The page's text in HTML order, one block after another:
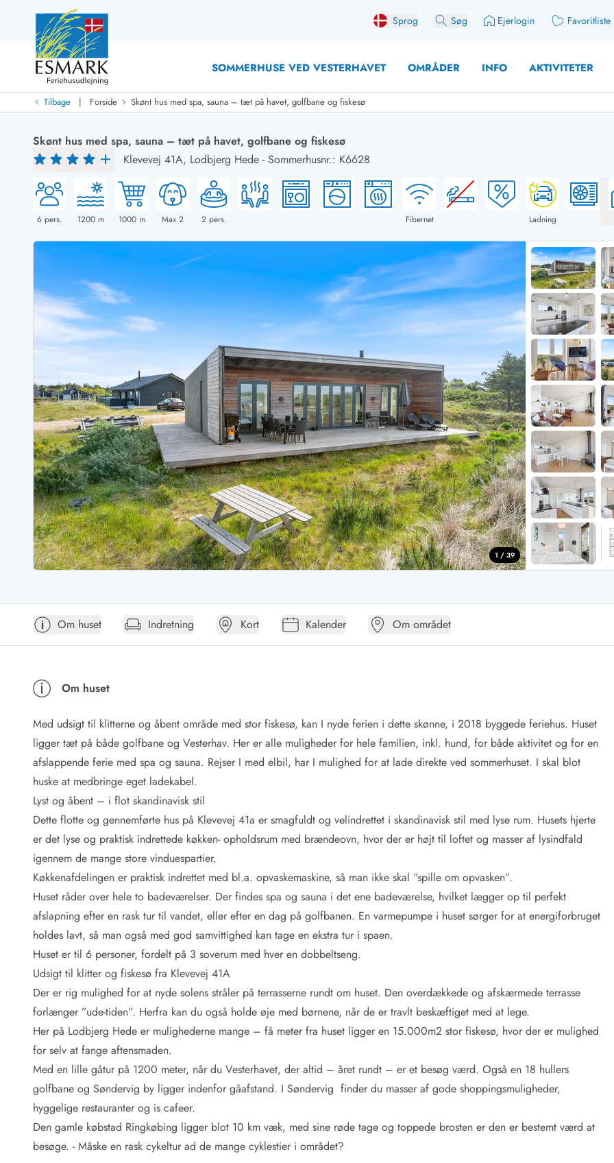
Sprog Søg Ejerlogin Favoritliste
SOMMERHUSE VED VESTERHAVET OMRÅDER INFO AKTIVITETER
Last Minute
Last minute
Nyheder
Nyheder hos Esmark Med swimmingpoolSommerhuse med hund
Nyrenoverede sommerhuse
Sommerhuse med slutrengøring inklusive
Sommerhuse tæt ved vandet
Nybyggede sommerhuse
Røgfrie/ikke-ryger sommerhuse
Sommerhuse med udsigt
Sommerhuse med spa
Sommerhuse med fredagsskift
Sommerhuse med lørdagsskift
Sommerhuse med søndagsskift
Sommerhuse med plads til fangsten
Sommerhuse med ydersæsonrabat
Sommerhuse for 2 personer
Sommerhuse for 4 Personer
Sommerhuse for 6 Personer
Sommerhuse for 8 Personer
Sommerhuse for 10
Sommerhuse for 12
Sommerhuse for 14
Sommerhuse i
Sommerhuse i
Sommerhuse i
Sommerhuse i
Sommerhuse i juleferien
Sommerhuse til nytår
Sommerhuse i Bjerregård Sommerhuse i BlåvandSommerhuse i Hvide SandeSommerhuse i Søndervig
Sommerhuse i Årgab
Sommerhuse i Arrild
Sommerhuse i Bjerregård
Sommerhuse i Blåvand
Sommerhuse i Bork Havn
Sommerhuse i Fjand
Sommerhuse på Fanø
Sommerhuse i Grærup Strand
Sommerhuse i Haurvig
Sommerhuse i Henne Strand
Sommerhuse i Ho
Sommerhuse i Houstrup
Sommerhuse i Houvig
Sommerhus på Holmsland Klit
Sommerhuse på Holmsland
Sommerhuse i Hvide Sande
Sommerhuse i Jegum
Sommerhuse i Klegod
Sommerhuse i Lodbjerg
Sommerhuse i Nr.
Sommerhuse på Rømø
Sommerhuse i Søndervig
Sommerhuse i
Sommerhuse i
Sommerhuse i Vedersø
Sommerhuse i Vejers
Sommerhuse i Vester
Esmark RejsecurityEsmark KidsVIPEsmark VIP partnerfordeleFordele hos os
Sommerhus ABC
Forbrugsafregning (Strøm, vand...)
Lån og lej
Rengøring
Gavekort
Book tidligt
Lejebetingelser
Vejret i Danmark
Sæsontider
Baderegler
Naturbeskyttelse
Webcam
Fotokonkurrence
Fordele hos os
Esmark Rejsecurity
Esmark KidsVIP
Esmark VIP: Fordele og rabataftaler
Prisgaranti
Ingen depositum
Gæsteanmeldelser
Gratis WiFi i ferieområdet
We love people!
Fritidsaktiviteter
Esmark VIP partnerfordele
Esmark KidsVIP
LEGOLAND® rabat
Tilbage | Forside Skønt hus med spa, sauna – tæt på havet, golfbane og fiskesø
Skønt hus med spa, sauna – tæt på havet, golfbane og fiskesø
Klevevej 41A, Lodbjerg Hede -Sommerhusnr.: K6628
6pers. 1200m 1000m Max 2 2pers. Fibernet Ladning
1 / 39
Om huset Indretning Kort Kalender Om området
Om huset
Med udsigt til klitterne og åbent område med stor fiskesø, kan I nyde ferien i dette skønne, i 2018 byggede feriehus. Huset
ligger tæt på både golfbane og Vesterhav. Her er alle muligheder for hele familien, inkl. hund, for både aktivitet og for en
afslappende ferie med spa og sauna. Rejser I med elbil, har I mulighed for at lade direkte ved sommerhuset. I skal blot
huske at medbringe eget ladekabel.
Lyst og åbent – i flot skandinavisk stil
Dette flotte og gennemførte hus på Klevevej 41a er smagfuldt og velindrettet i skandinavisk stil med lyse rum. Husets hjerte
er det lyse og praktisk indrettede køkken- opholdsrum med brændeovn, hvor der er højt til loftet og masser af lysindfald
igennem de mange store vinduespartier.
Køkkenafdelingen er praktisk indrettet med bl.a. opvaskemaskine, så man ikke skal ”spille om opvasken”.
Huset råder over hele to badeværelser. Der findes spa og sauna i det ene badeværelse, hvilket lægger op til perfekt
afslapning efter en rask tur til vandet, eller efter en dag på golfbanen. En varmepumpe i huset sørger for at energiforbruget
holdes lavt, så man også med god samvittighed kan tage en ekstra tur i spaen.
Huset er til 6 personer, fordelt på 3 soverum med hver en dobbeltseng.
Udsigt til klitter og fiskesø fra Klevevej 41A
Der er rig mulighed for at nyde solens stråler på terrasserne rundt om huset. Den overdækkede og afskærmede terrasse
forlænger ”ude-tiden”. Herfra kan du også holde øje med børnene, når de er travlt beskæftiget med at lege.
Her på Lodbjerg Hede er mulighederne mange – få meter fra huset ligger en 15.000m2 stor fiskesø, hvor der er mulighed
for selv at fange aftensmaden.
Med en lille gåtur på 1200 meter, når du Vesterhavet, der altid – året rundt – er et besøg værd. Også en 18 hullers
golfbane og Søndervig by ligger indenfor gåafstand. I Søndervig finder du masser af gode shoppingsmuligheder,
hyggelige restauranter og is cafeer.
Den gamle købstad Ringkøbing ligger blot 10 km væk, med sine røde tage og toppede brosten er den er bestemt værd at
besøge. - Måske en rask cykeltur ad de mange cyklestier i området?